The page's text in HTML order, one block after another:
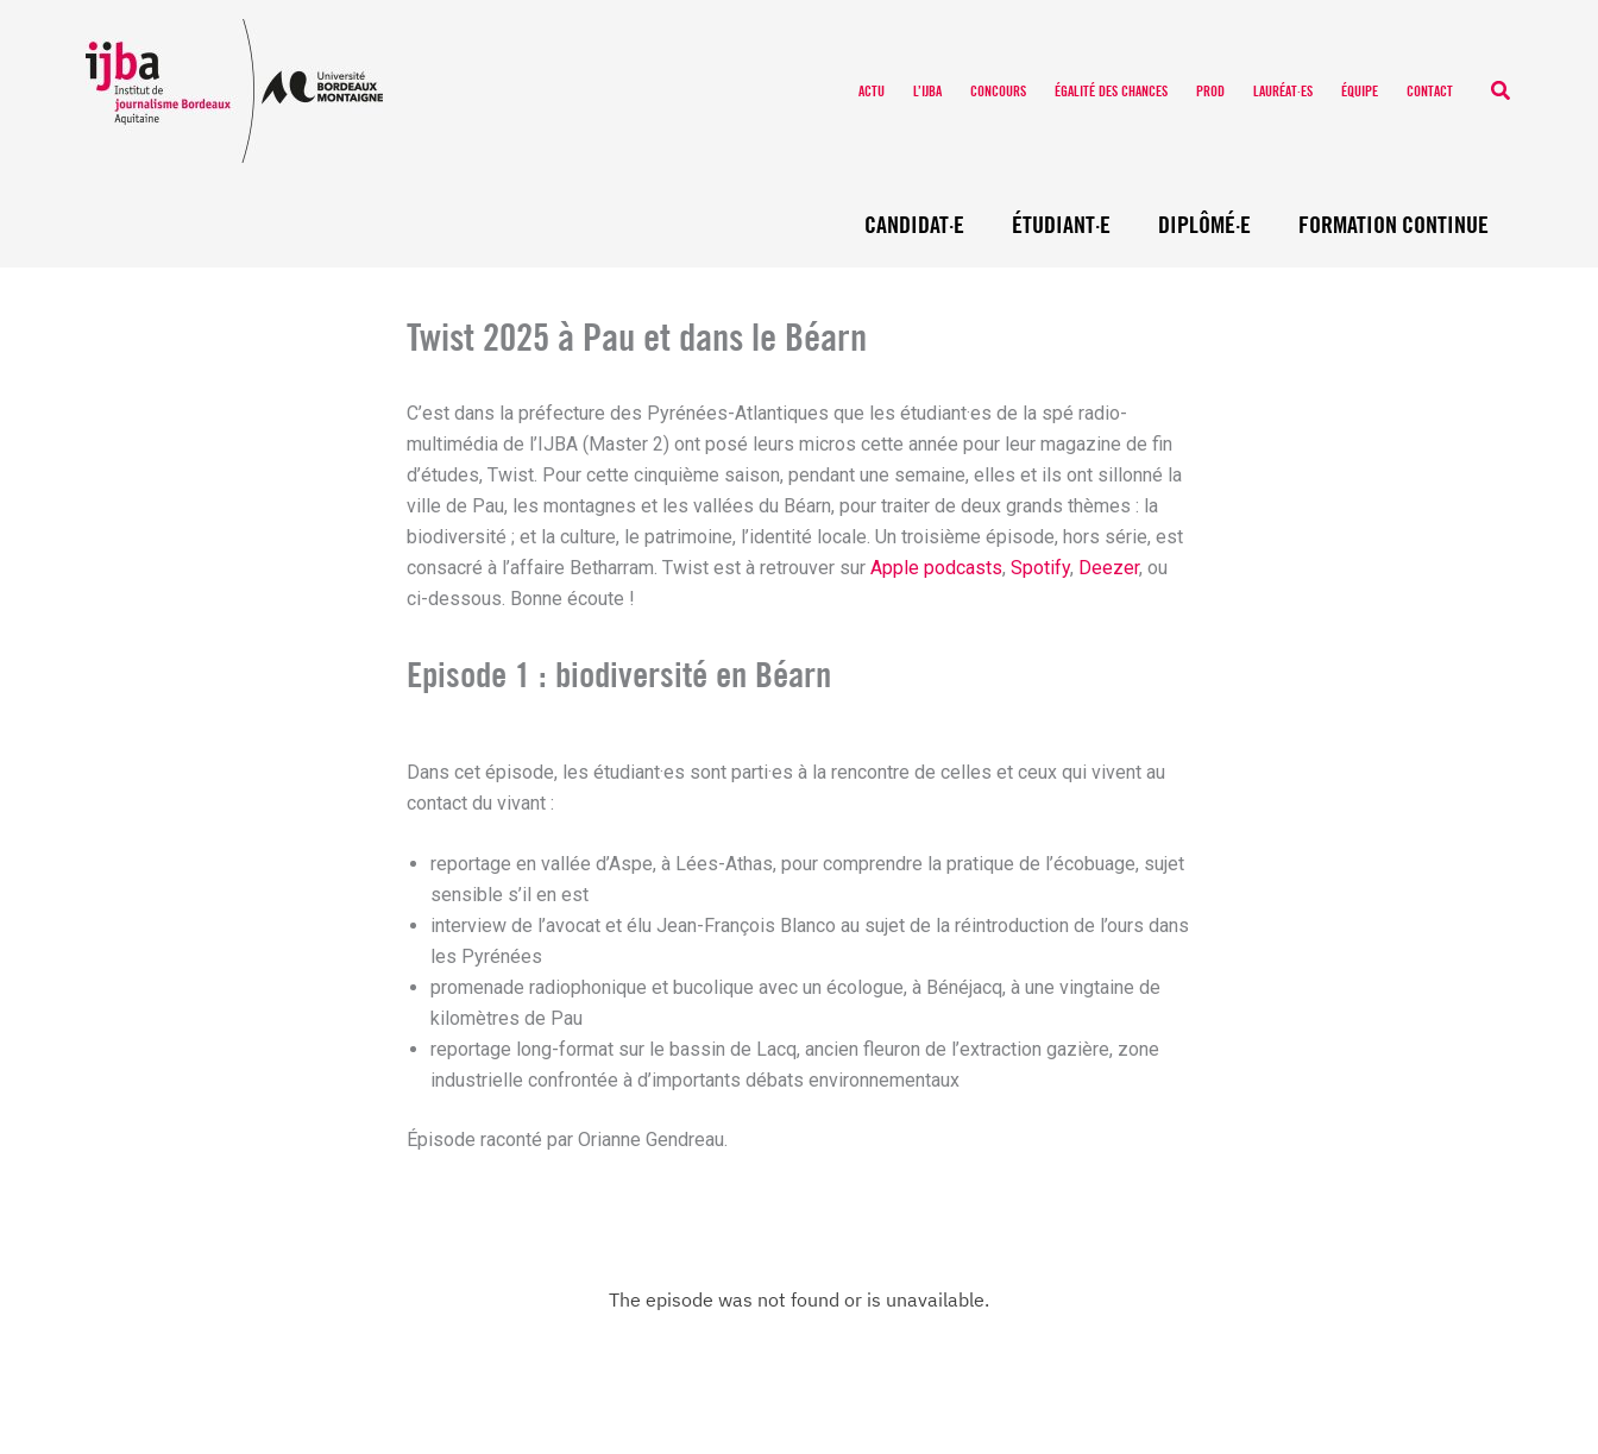
ACTU L’IJBA CONCOURS ÉGALITÉ DES CHANCES PROD LAURÉAT·ES ÉQUIPE CONTACT
CANDIDAT·E ÉTUDIANT·E DIPLÔMÉ·E FORMATION CONTINUE
Twist 2025 à Pau et dans le Béarn
C’est dans la préfecture des Pyrénées-Atlantiques que les étudiant·es de la spé radio-
multimédia de l’IJBA (Master 2) ont posé leurs micros cette année pour leur magazine de fin
d’études, Twist. Pour cette cinquième saison, pendant une semaine, elles et ils ont sillonné la
ville de Pau, les montagnes et les vallées du Béarn, pour traiter de deux grands thèmes : la
biodiversité ; et la culture, le patrimoine, l’identité locale. Un troisième épisode, hors série, est
consacré à l’affaire Betharram. Twist est à retrouver sur Apple podcasts, Spotify, Deezer, ou
ci-dessous. Bonne écoute !
Episode 1 : biodiversité en Béarn
Dans cet épisode, les étudiant·es sont parti·es à la rencontre de celles et ceux qui vivent au
contact du vivant :
reportage en vallée d’Aspe, à Lées-Athas, pour comprendre la pratique de l’écobuage, sujet
sensible s’il en est
interview de l’avocat et élu Jean-François Blanco au sujet de la réintroduction de l’ours dans
les Pyrénées
promenade radiophonique et bucolique avec un écologue, à Bénéjacq, à une vingtaine de
kilomètres de Pau
reportage long-format sur le bassin de Lacq, ancien fleuron de l’extraction gazière, zone
industrielle confrontée à d’importants débats environnementaux
Épisode raconté par Orianne Gendreau.